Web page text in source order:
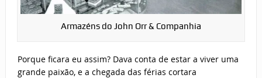
Armazéns do John Orr & Companhia
Porque ficara eu assim? Dava conta de estar a viver uma
grande paixão, e a chegada das férias cortara